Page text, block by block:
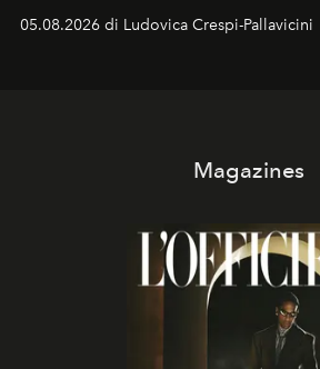
05.08.2026 di Ludovica Crespi-Pallavicini
Magazines